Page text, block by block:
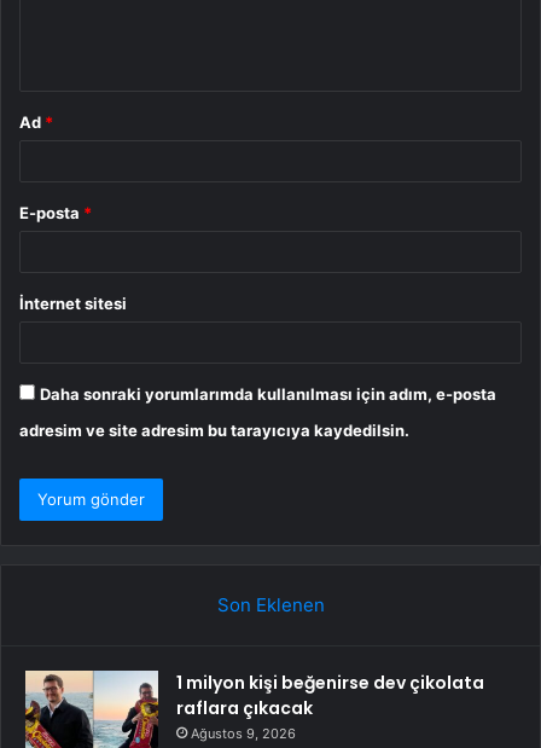
Ad *
E-posta *
İnternet sitesi
Daha sonraki yorumlarımda kullanılması için adım, e-posta
adresim ve site adresim bu tarayıcıya kaydedilsin.
Son Eklenen
1 milyon kişi beğenirse dev çikolata
raflara çıkacak
Ağustos 9, 2026